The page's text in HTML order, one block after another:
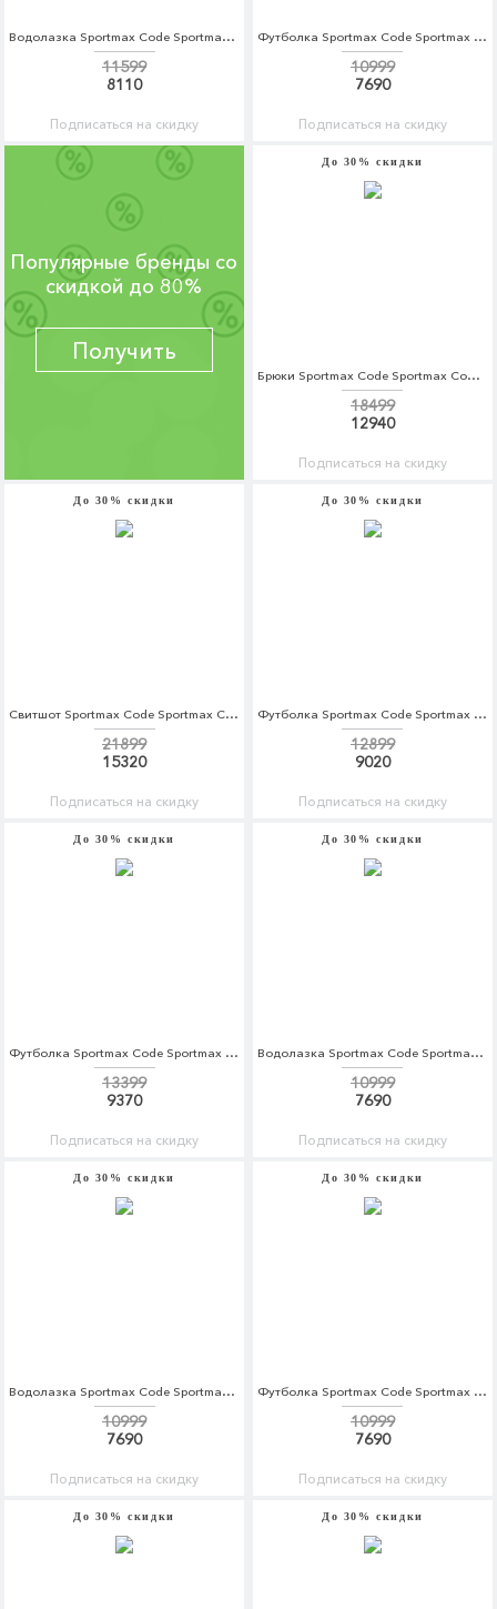
Водолазка Sportmax Code Sportmax Code SP027EWBSWM9
11599
8110
Подписаться на скидку
Футболка Sportmax Code Sportmax Code SP027EWBSWN7
10999
7690
Подписаться на скидку
Популярные бренды со
скидкой до 80%
Получить
До 30% скидки
Брюки Sportmax Code Sportmax Code SP027EWBSWK2
18499
12940
Подписаться на скидку
До 30% скидки
Свитшот Sportmax Code Sportmax Code SP027EWBSXI3
21899
15320
Подписаться на скидку
До 30% скидки
Футболка Sportmax Code Sportmax Code SP027EWBSXO7
12899
9020
Подписаться на скидку
До 30% скидки
Футболка Sportmax Code Sportmax Code SP027EWBSXP5
13399
9370
Подписаться на скидку
До 30% скидки
Водолазка Sportmax Code Sportmax Code SP027EWBSWM6
10999
7690
Подписаться на скидку
До 30% скидки
Водолазка Sportmax Code Sportmax Code SP027EWBSWM7
10999
7690
Подписаться на скидку
До 30% скидки
Футболка Sportmax Code Sportmax Code SP027EWBSWN6
10999
7690
Подписаться на скидку
До 30% скидки До 30% скидки